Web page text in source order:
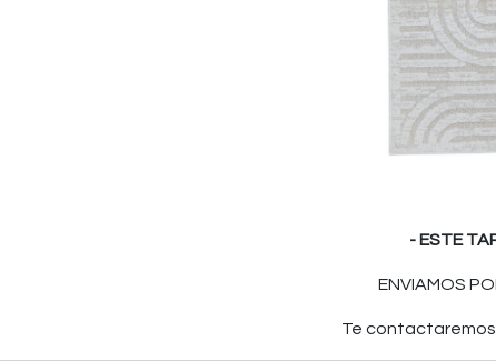
- ESTE
ENVIAMOS
Te contactaremos